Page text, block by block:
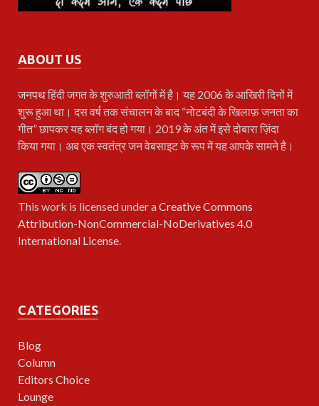
ABOUT US
जनपथहिंदी जगत के शुरुआती ब्लॉगों में है। यह 2006 के आखिरी दिनों में
शुरू हुआ था। दस वर्ष तक संचालन के बाद “नोटबंदी के खिलाफ़ जनता का
गीत” छापकर यह ब्लॉग बंद हो गया। 2019 के अंत में इसे दोबारा ज़िंदा
किया गया। अब एक स्वतंत्र जन वेबसाइट के रूप में यह आपके सामने है।
This work is licensed under aCreative Commons
Attribution-NonCommercial-NoDerivatives 4.0
International License.
CATEGORIES
Blog
Column
Editors Choice
Lounge